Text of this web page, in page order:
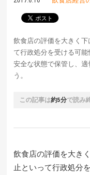
飲食店の評価を大きく
て行政処分を受ける可
安全な状態で保管し、
う。
この記事は約5分で読み
飲食店の評価を大き
止といって行政処分